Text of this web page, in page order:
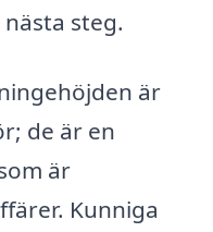
steg.
är
de är en
är
Kunniga